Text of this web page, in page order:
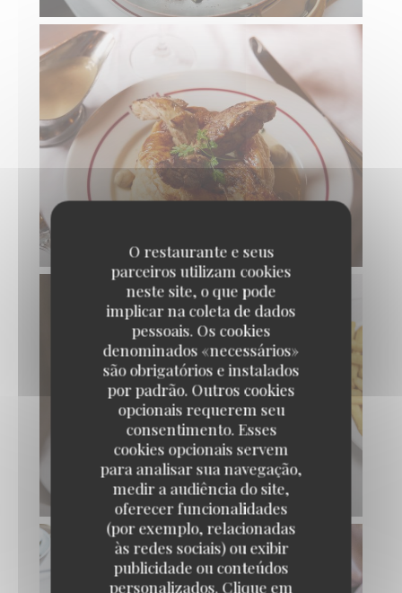
O restaurante e seus
parceiros utilizam cookies
neste site, o que pode
implicar na coleta de dados
pessoais. Os cookies
denominados «necessários»
são obrigatórios e instalados
por padrão. Outros cookies
opcionais requerem seu
consentimento. Esses
cookies opcionais servem
para analisar sua navegação,
medir a audiência do site,
oferecer funcionalidades
(por exemplo, relacionadas
às redes sociais) ou exibir
publicidade ou conteúdos
personalizados. Clique em
TARTARE DE BŒUF DE RACE NORMANDE